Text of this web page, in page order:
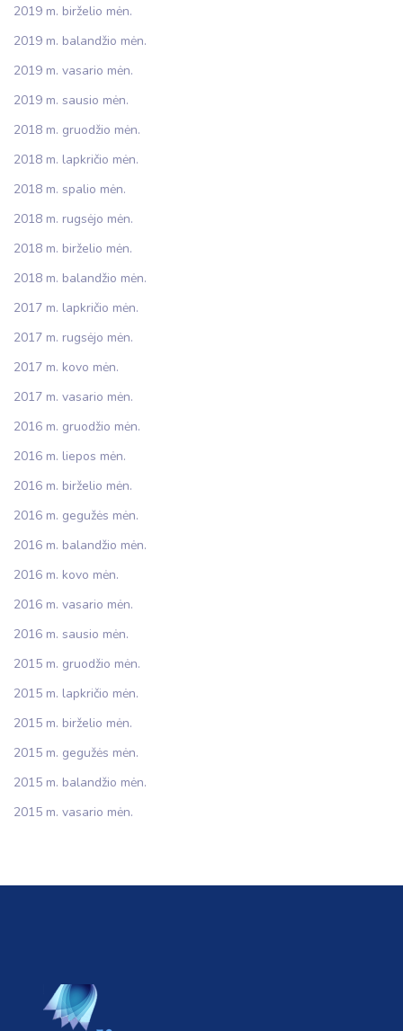
2019 m. birželio mėn.
2019 m. balandžio mėn.
2019 m. vasario mėn.
2019 m. sausio mėn.
2018 m. gruodžio mėn.
2018 m. lapkričio mėn.
2018 m. spalio mėn.
2018 m. rugsėjo mėn.
2018 m. birželio mėn.
2018 m. balandžio mėn.
2017 m. lapkričio mėn.
2017 m. rugsėjo mėn.
2017 m. kovo mėn.
2017 m. vasario mėn.
2016 m. gruodžio mėn.
2016 m. liepos mėn.
2016 m. birželio mėn.
2016 m. gegužės mėn.
2016 m. balandžio mėn.
2016 m. kovo mėn.
2016 m. vasario mėn.
2016 m. sausio mėn.
2015 m. gruodžio mėn.
2015 m. lapkričio mėn.
2015 m. birželio mėn.
2015 m. gegužės mėn.
2015 m. balandžio mėn.
2015 m. vasario mėn.